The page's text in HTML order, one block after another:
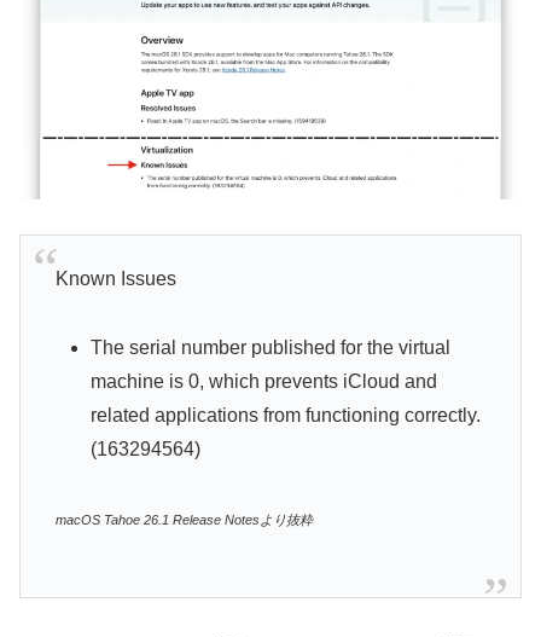
Known Issues
The serial number published for the virtual
machine is 0, which prevents iCloud and
related applications from functioning correctly.
(163294564)
macOS Tahoe 26.1 Release Notesより抜粋